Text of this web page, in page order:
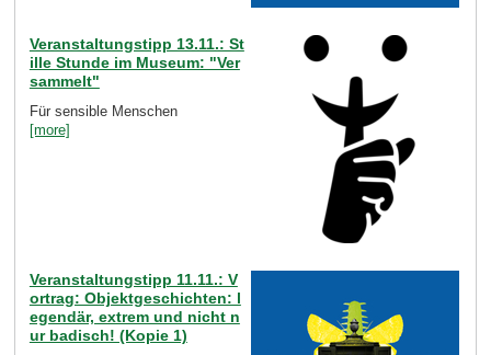
Veranstaltungstipp 13.11.: St
ille Stunde im Museum: "Ver
sammelt"
Für sensible Menschen
[more]
Veranstaltungstipp 11.11.: V
ortrag: Objektgeschichten: l
egendär, extrem und nicht n
ur badisch! (Kopie 1)